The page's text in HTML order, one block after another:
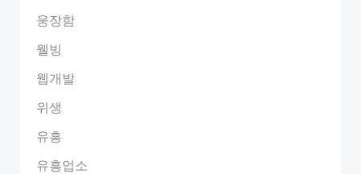
웅장함
웰빙
웹개발
위생
유흥
유흥업소